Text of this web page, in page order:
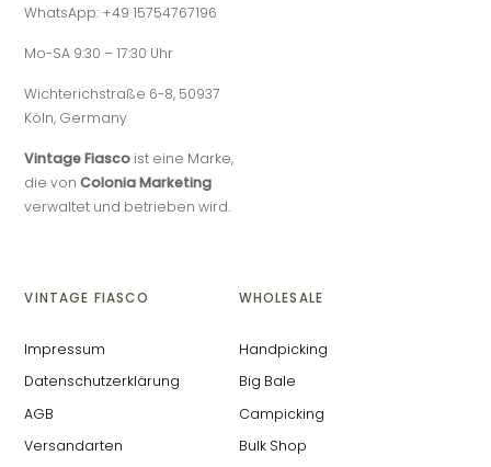
WhatsApp: +49 15754767196
Mo-SA 9:30 – 17:30 Uhr
Wichterichstraße 6-8, 50937
Köln, Germany
Vintage Fiasco ist eine Marke,
die vonColonia Marketing
verwaltet und betrieben wird.
VINTAGE FIASCO
Impressum
Datenschutzerklärung
AGB
Versandarten
WHOLESALE
Handpicking
Big Bale
Campicking
Bulk Shop